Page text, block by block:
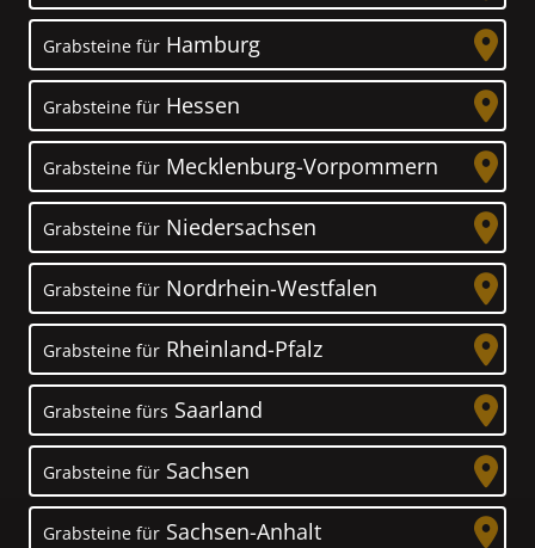
Grabsteine für Hamburg
Grabsteine für Hessen
Grabsteine für Mecklenburg-Vorpommern
Grabsteine für Niedersachsen
Grabsteine für Nordrhein-Westfalen
Grabsteine für Rheinland-Pfalz
Grabsteine fürs Saarland
Grabsteine für Sachsen
Grabsteine für Sachsen-Anhalt